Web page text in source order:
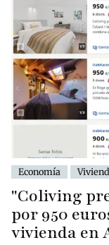
Economía
"Coliving
por 950
vivienda en